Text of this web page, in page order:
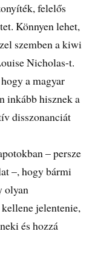
felelős
Könnyen lehet,
szemben a kiwi
Nicholas-t.
a magyar
inkább hisznek a
disszonanciát
– persze
–, hogy bármi
olyan
jelentenie,
és hozzá